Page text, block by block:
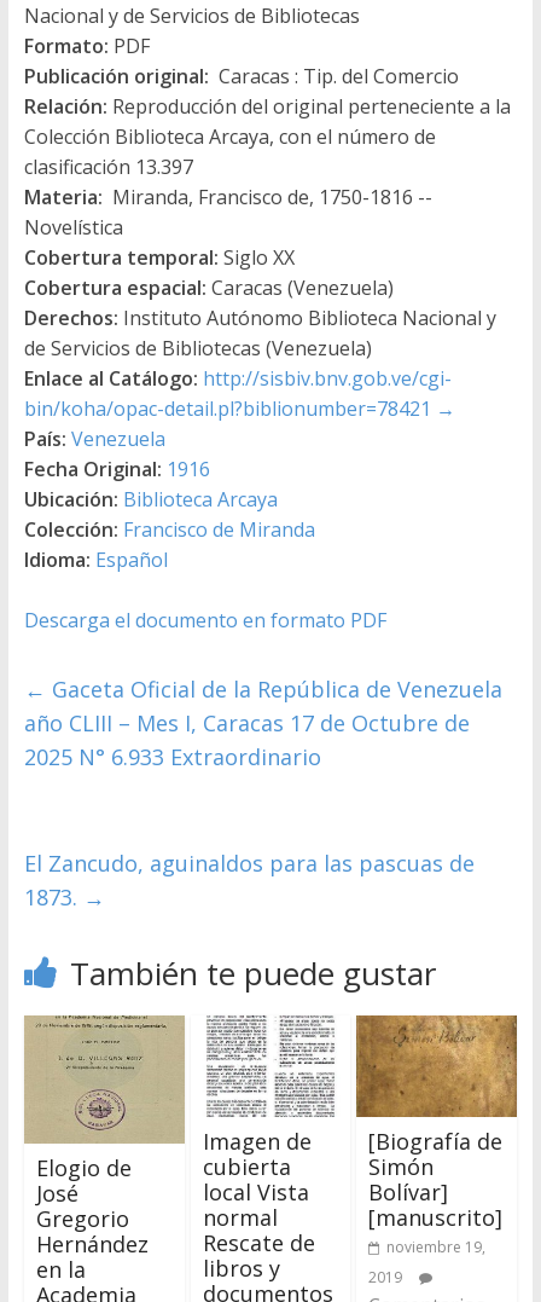
Nacional y de Servicios de Bibliotecas
Formato: PDF
Publicación original: Caracas : Tip. del Comercio
Relación: Reproducción del original perteneciente a la
Colección Biblioteca Arcaya, con el número de
clasificación 13.397
Materia: Miranda, Francisco de, 1750-1816 --
Novelística
Cobertura temporal: Siglo XX
Cobertura espacial: Caracas (Venezuela)
Derechos: Instituto Autónomo Biblioteca Nacional y
de Servicios de Bibliotecas (Venezuela)
Enlace al Catálogo: http://sisbiv.bnv.gob.ve/cgi-
bin/koha/opac-detail.pl?biblionumber=78421 →
País: Venezuela
Fecha Original: 1916
Ubicación: Biblioteca Arcaya
Colección: Francisco de Miranda
Idioma: Español
Descarga el documento en formato PDF
← Gaceta Oficial de la República de Venezuela
año CLIII – Mes I, Caracas 17 de Octubre de
2025 N° 6.933 Extraordinario
El Zancudo, aguinaldos para las pascuas de
1873. →
También te puede gustar
Elogio de
José
Gregorio
Hernández
en la
Academia
Imagen de
cubierta
local Vista
normal
Rescate de
libros y
documentos
[Biografía de
Simón
Bolívar]
[manuscrito]
noviembre 19,
2019